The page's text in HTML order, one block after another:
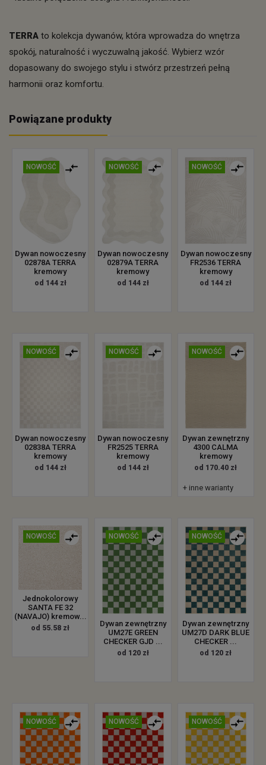
TERRA to kolekcja dywanów, która wprowadza do wnętrza
spokój, naturalność i wyczuwalną jakość. Wybierz wzór
dopasowany do swojego stylu i stwórz przestrzeń pełną
harmonii oraz komfortu.
Powiązane produkty
NOWOŚĆ
Dywan nowoczesny
02878A TERRA
kremowy
od 144 zł
NOWOŚĆ
Dywan nowoczesny
02879A TERRA
kremowy
od 144 zł
NOWOŚĆ
Dywan nowoczesny
FR2536 TERRA
kremowy
od 144 zł
NOWOŚĆ
Dywan nowoczesny
02838A TERRA
kremowy
od 144 zł
NOWOŚĆ
Dywan nowoczesny
FR2525 TERRA
kremowy
od 144 zł
NOWOŚĆ
Dywan zewnętrzny
4300 CALMA
kremowy
od 170.40 zł
+ inne warianty
NOWOŚĆ
Jednokolorowy
SANTA FE 32
(NAVAJO) kremow...
od 55.58 zł
NOWOŚĆ
Dywan zewnętrzny
UM27E GREEN
CHECKER GJD ...
od 120 zł
NOWOŚĆ
Dywan zewnętrzny
UM27D DARK BLUE
CHECKER ...
od 120 zł
NOWOŚĆ NOWOŚĆ NOWOŚĆ